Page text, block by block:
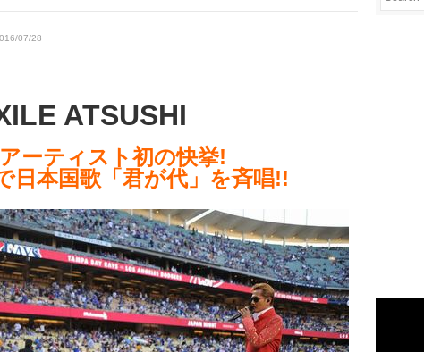
07/28
ATSUSHI
ーティスト初の快挙!
日本国歌「君が代」を斉唱!!